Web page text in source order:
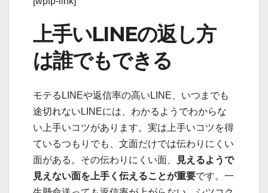
上手いLINEの返し方
は誰でもできる
モテるLINEや返信率の高いLINE、いつまでも
途切れないLINEには、わかるようでわからな
い上手いコツがあります。実は上手いコツを得
ているつもりでも、文面だけでは伝わりにくい
面がある。その伝わりにくい面、
見えるようで
見えない面を上手く伝えることが重要です。一